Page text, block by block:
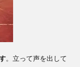
。立って声を出して